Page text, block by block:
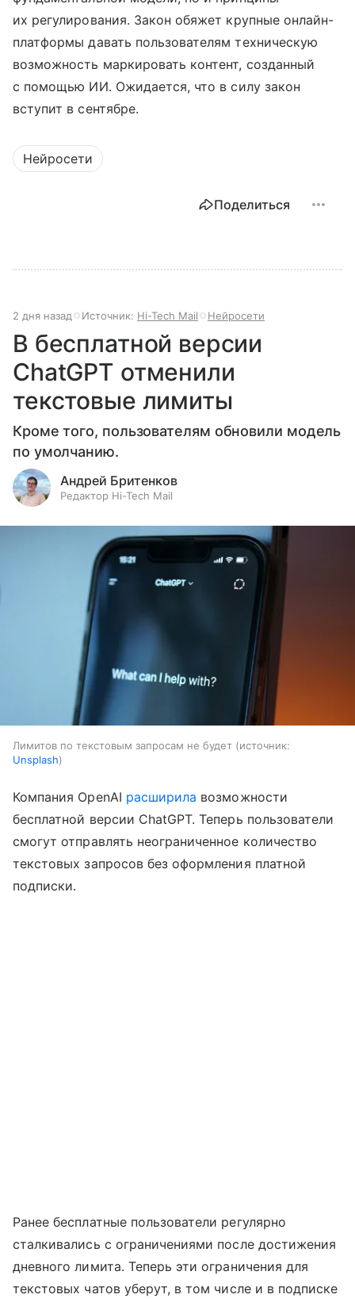
их регулирования. Закон обяжет крупные онлайн-
платформы давать пользователям техническую
возможность маркировать контент, созданный
с помощью ИИ. Ожидается, что в силу закон
вступит в сентябре.
Нейросети
Поделиться
2 дня назад Источник: Hi-Tech Mail Нейросети
В бесплатной версии
ChatGPT отменили
текстовые лимиты
Кроме того, пользователям обновили модель
по умолчанию.
Андрей Бритенков
Редактор Hi-Tech Mail
Лимитов по текстовым запросам не будет
источник:
Unsplash
Компания OpenAI расширила возможности
бесплатной версии ChatGPT. Теперь пользователи
смогут отправлять неограниченное количество
текстовых запросов без оформления платной
подписки.
Ранее бесплатные пользователи регулярно
сталкивались с ограничениями после достижения
дневного лимита. Теперь эти ограничения для
текстовых чатов уберут, в том числе и в подписке